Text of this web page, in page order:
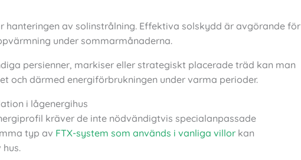
hanteringen av solinstrålning. Effektiva solskydd är avgörande för
under sommarmånaderna.
persienner, markiser eller strategiskt placerade träd kan man
och därmed energiförbrukningen under varma perioder.
i lågenergihus
kräver de inte nödvändigtvis specialanpassade
typ av FTX-system som används i vanliga villor kan